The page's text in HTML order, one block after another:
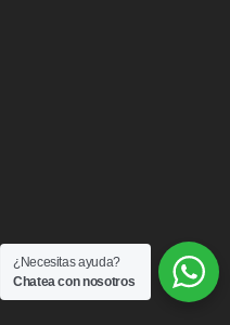
¿Necesitas ayuda?
Chatea con nosotros